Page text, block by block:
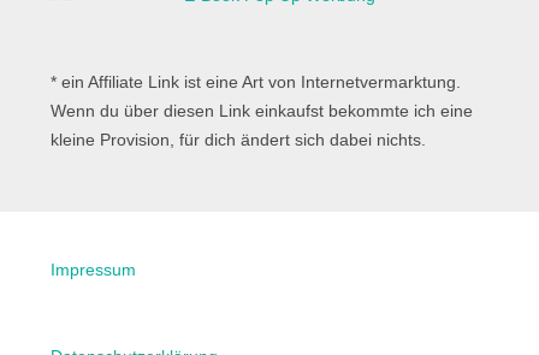
* ein Affiliate Link ist eine Art von Internetvermarktung.
Wenn du über diesen Link einkaufst bekommte ich eine
kleine Provision, für dich ändert sich dabei nichts.
Impressum